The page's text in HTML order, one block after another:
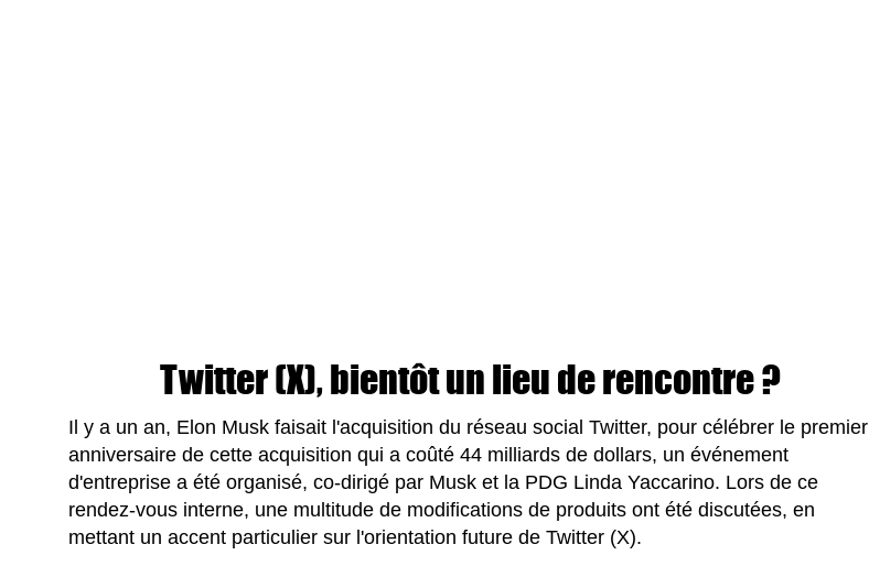
Twitter (X), bientôt un lieu de rencontre ?
Il y a un an, Elon Musk faisait l'acquisition du réseau social Twitter, pour célébrer le premier
anniversaire de cette acquisition qui a coûté 44 milliards de dollars, un événement
d'entreprise a été organisé, co-dirigé par Musk et la PDG Linda Yaccarino. Lors de ce
rendez-vous interne, une multitude de modifications de produits ont été discutées, en
mettant un accent particulier sur l'orientation future de Twitter (X).